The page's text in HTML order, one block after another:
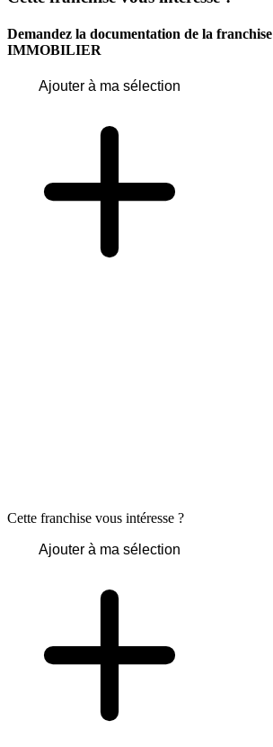
Demandez la documentation de la franchise
IMMOBILIER
Ajouter à ma sélection
Cette franchise vous intéresse ?
Ajouter à ma sélection